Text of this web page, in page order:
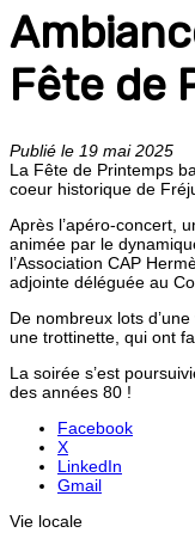
Fête de
Publié le 19 mai 2025
La Fête de Printemps
coeur historique de
Après l’apéro-concert,
animée par le
l’Association CAP
adjointe déléguée au
De nombreux lots
une trottinette, qui ont
La soirée s’est
des années 80 !
Facebook
X
LinkedIn
Gmail
Vie locale